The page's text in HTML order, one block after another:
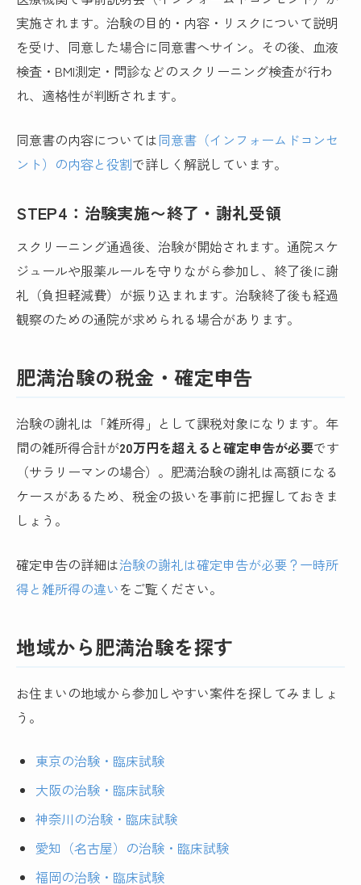
実施されます。治験の目的・内容・リスクについて説明
を受け、同意した場合に同意書へサイン。その後、血液
検査・BMI測定・問診などのスクリーニング検査が行わ
れ、適格性が判断されます。
同意書の内容については同意書（インフォームドコンセ
ント）の内容と役割で詳しく解説しています。
STEP4：治験実施〜終了・謝礼受領
スクリーニング通過後、治験が開始されます。通院スケ
ジュールや服薬ルールを守りながら参加し、終了後に謝
礼（負担軽減費）が振り込まれます。治験終了後も経過
観察のための通院が求められる場合があります。
肥満治験の税金・確定申告
治験の謝礼は「雑所得」として課税対象になります。年
間の雑所得合計が20万円を超えると確定申告が必要です
（サラリーマンの場合）。肥満治験の謝礼は高額になる
ケースがあるため、税金の扱いを事前に把握しておきま
しょう。
確定申告の詳細は治験の謝礼は確定申告が必要？一時所
得と雑所得の違いをご覧ください。
地域から肥満治験を探す
お住まいの地域から参加しやすい案件を探してみましょ
う。
東京の治験・臨床試験
大阪の治験・臨床試験
神奈川の治験・臨床試験
愛知（名古屋）の治験・臨床試験
福岡の治験・臨床試験